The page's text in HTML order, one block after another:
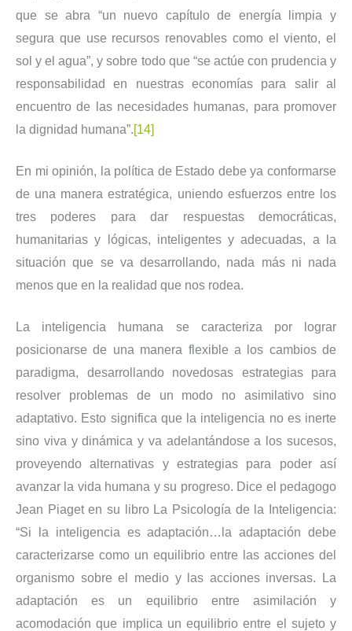
que se abra “un nuevo capítulo de energía limpia y
segura que use recursos renovables como el viento, el
sol y el agua”, y sobre todo que “se actúe con prudencia y
responsabilidad en nuestras economías para salir al
encuentro de las necesidades humanas, para promover
la dignidad humana”.[14]
En mi opinión, la política de Estado debe ya conformarse
de una manera estratégica, uniendo esfuerzos entre los
tres poderes para dar respuestas democráticas,
humanitarias y lógicas, inteligentes y adecuadas, a la
situación que se va desarrollando, nada más ni nada
menos que en la realidad que nos rodea.
La inteligencia humana se caracteriza por lograr
posicionarse de una manera flexible a los cambios de
paradigma, desarrollando novedosas estrategias para
resolver problemas de un modo no asimilativo sino
adaptativo. Esto significa que la inteligencia no es inerte
sino viva y dinámica y va adelantándose a los sucesos,
proveyendo alternativas y estrategias para poder así
avanzar la vida humana y su progreso. Dice el pedagogo
Jean Piaget en su libro La Psicología de la Inteligencia:
“Si la inteligencia es adaptación…la adaptación debe
caracterizarse como un equilibrio entre las acciones del
organismo sobre el medio y las acciones inversas. La
adaptación es un equilibrio entre asimilación y
acomodación que implica un equilibrio entre el sujeto y